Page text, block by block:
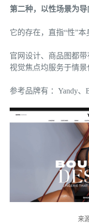
第二种，以性场景为导
它的存在，直指“性”本
官网设计、商品图都带
视觉焦点均服务于情景
参考品牌有 ：Yandy、
来